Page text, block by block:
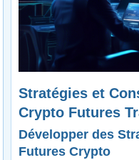
Stratégies et
Crypto Futures
Développer des
Futures Crypto